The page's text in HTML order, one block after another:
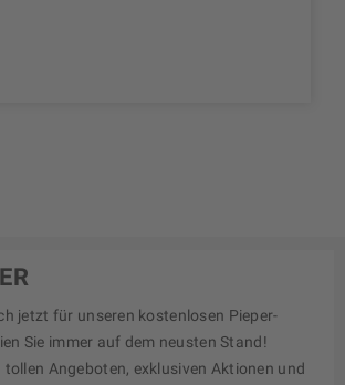
jetzt für unseren kostenlosen Pieper-
Sie immer auf dem neusten Stand!
tollen Angeboten, exklusiven Aktionen und